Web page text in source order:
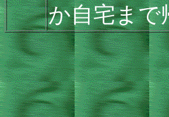
か自宅まで